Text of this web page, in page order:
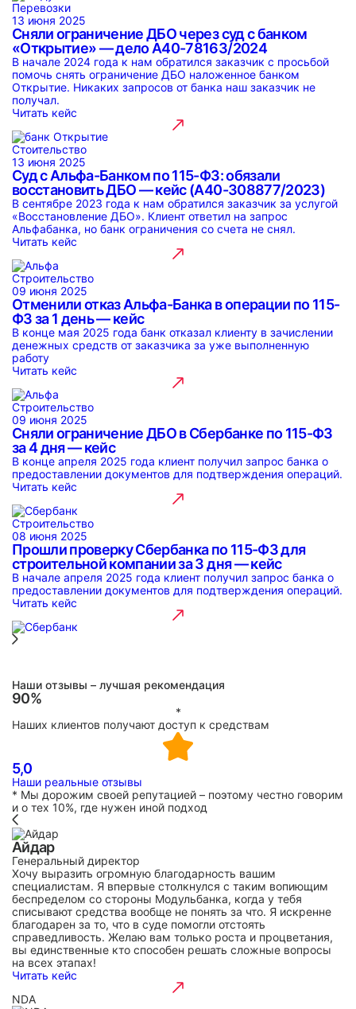
Перевозки
13 июня 2025
Сняли ограничение ДБО через суд с банком
«Открытие» — дело А40-78163/2024
В начале 2024 года к нам обратился заказчик с просьбой
помочь снять ограничение ДБО наложенное банком
Открытие. Никаких запросов от банка наш заказчик не
получал.
Читать кейс
Стоительство
13 июня 2025
Суд с Альфа-Банком по 115-ФЗ: обязали
восстановить ДБО — кейс (А40-308877/2023)
В сентябре 2023 года к нам обратился заказчик за услугой
«Восстановление ДБО». Клиент ответил на запрос
Альфабанка, но банк ограничения со счета не снял.
Читать кейс
Строительство
09 июня 2025
Отменили отказ Альфа-Банка в операции по 115-
ФЗ за 1 день — кейс
В конце мая 2025 года банк отказал клиенту в зачислении
денежных средств от заказчика за уже выполненную
работу
Читать кейс
Строительство
09 июня 2025
Сняли ограничение ДБО в Сбербанке по 115-ФЗ
за 4 дня — кейс
В конце апреля 2025 года клиент получил запрос банка о
предоставлении документов для подтверждения операций.
Читать кейс
Строительство
08 июня 2025
Прошли проверку Сбербанка по 115-ФЗ для
строительной компании за 3 дня — кейс
В начале апреля 2025 года клиент получил запрос банка о
предоставлении документов для подтверждения операций.
Читать кейс
Наши отзывы – лучшая рекомендация
90%
*
Наших клиентов получают доступ к средствам
5,0
Наши реальные отзывы
* Мы дорожим своей репутацией – поэтому честно говорим
и о тех 10%, где нужен иной подход
Айдар
Генеральный директор
Хочу выразить огромную благодарность вашим
специалистам. Я впервые столкнулся с таким вопиющим
беспределом со стороны Модульбанка, когда у тебя
списывают средства вообще не понять за что. Я искренне
благодарен за то, что в суде помогли отстоять
справедливость. Желаю вам только роста и процветания,
вы единственные кто способен решать сложные вопросы
на всех этапах!
Читать кейс
NDA